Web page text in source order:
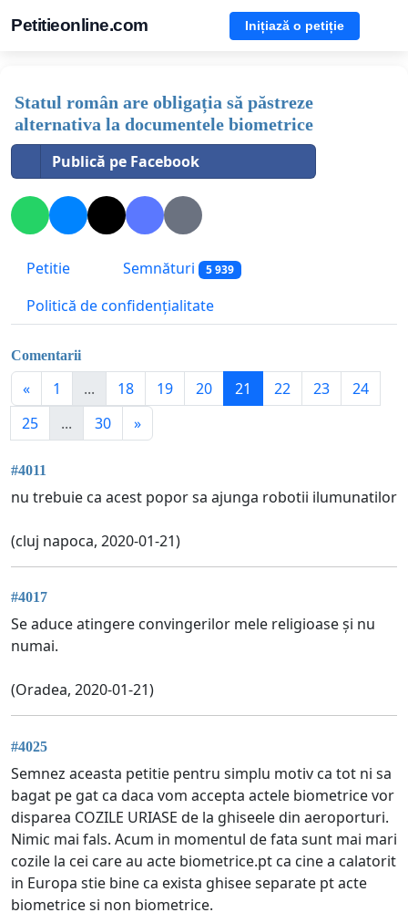
Petitieonline.com Inițiază o petiție
Statul român are obligația să păstreze
alternativa la documentele biometrice
Publică pe Facebook
Petitie Semnături 5 939
Politică de confidențialitate
Comentarii
« 1 ... 18 19 20 21 22 23
24
25
... 30 »
#4011
nu trebuie ca acest popor sa ajunga robotii ilumunatilor
(cluj napoca, 2020-01-21)
#4017
Se aduce atingere convingerilor mele religioase și nu
numai.
(Oradea, 2020-01-21)
#4025
Semnez aceasta petitie pentru simplu motiv ca tot ni sa
bagat pe gat ca daca vom accepta actele biometrice vor
disparea COZILE URIASE de la ghiseele din aeroporturi.
Nimic mai fals. Acum in momentul de fata sunt mai mari
cozile la cei care au acte biometrice.pt ca cine a calatorit
in Europa stie bine ca exista ghisee separate pt acte
biometrice si non biometrice.